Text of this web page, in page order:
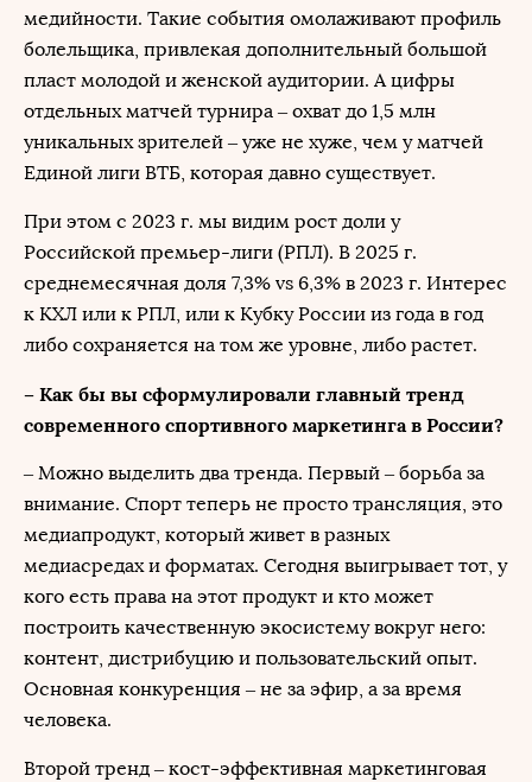
медийности. Такие события омолаживают профиль
болельщика, привлекая дополнительный большой
пласт молодой и женской аудитории. А цифры
отдельных матчей турнира – охват до 1,5 млн
уникальных зрителей – уже не хуже, чем у матчей
Единой лиги ВТБ, которая давно существует.
При этом с 2023 г. мы видим рост доли у
Российской премьер-лиги (РПЛ). В 2025 г.
среднемесячная доля 7,3% vs 6,3% в 2023 г. Интерес
к КХЛ или к РПЛ, или к Кубку России из года в год
либо сохраняется на том же уровне, либо растет.
– Как бы вы сформулировали главный тренд
современного спортивного маркетинга в России?
– Можно выделить два тренда. Первый – борьба за
внимание. Спорт теперь не просто трансляция, это
медиапродукт, который живет в разных
медиасредах и форматах. Сегодня выигрывает тот, у
кого есть права на этот продукт и кто может
построить качественную экосистему вокруг него:
контент, дистрибуцию и пользовательский опыт.
Основная конкуренция – не за эфир, а за время
человека.
Второй тренд – кост-эффективная маркетинговая